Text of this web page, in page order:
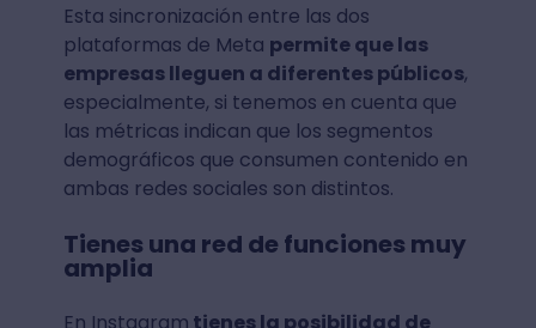
Esta sincronización entre las dos
plataformas de Meta permite que las
empresas lleguen a diferentes públicos,
especialmente, si tenemos en cuenta que
las métricas indican que los segmentos
demográficos que consumen contenido en
ambas redes sociales son distintos.
Tienes una red de funciones muy
amplia
En Instagram tienes la posibilidad de